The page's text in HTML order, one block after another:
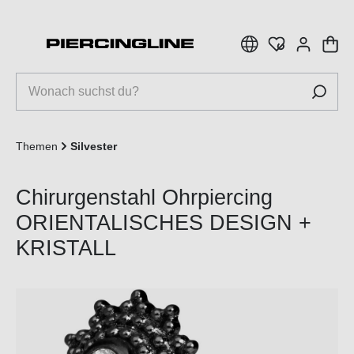
Themen Silvester
Chirurgenstahl Ohrpiercing
ORIENTALISCHES DESIGN +
KRISTALL